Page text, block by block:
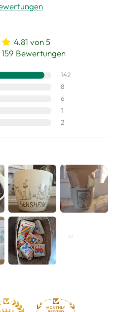
4.81 von 5
Bewertungen
142
8
6
1
2